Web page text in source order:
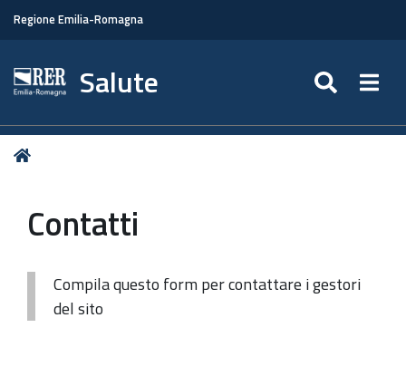
Regione Emilia-Romagna
Salute
Tu
Contatti
Compila questo form per contattare i gestori
del sito